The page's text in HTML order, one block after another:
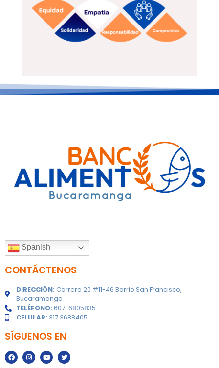
Spanish
CONTÁCTENOS
DIRECCIÓN: Carrera 20 #11-46 Barrio San Francisco,
Bucaramanga
TELÉFONO: 607-6805835
CELULAR: 317 3688405
SÍGUENOS EN